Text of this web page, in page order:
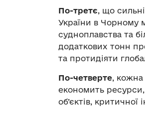
По-третє, що
України в Чорному
судноплавства та
додаткових тонн
та протидіяти
По-четверте, кожна
економить ресурси,
об’єктів,